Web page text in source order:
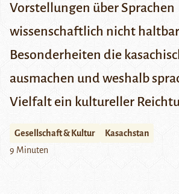
Vorstellungen über Sprachen
wissenschaftlich nicht
Besonderheiten die
ausmachen und weshalb
Vielfalt ein kultureller
Gesellschaft & Kultur
Kasachstan
9 Minuten